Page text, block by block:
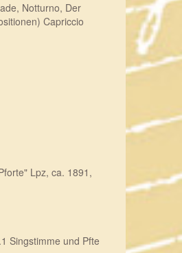
Notturno, Der
Capriccio
Lpz, ca. 1891,
Singstimme und Pfte